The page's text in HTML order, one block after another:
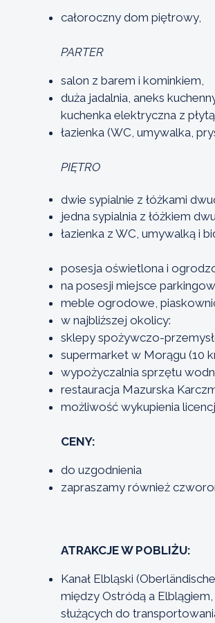
całoroczny dom piętrowy,
PARTER
salon z barem i kominkiem,
duża jadalnia, aneks
kuchenka elektryczna z
łazienka (WC, umywalka,
PIĘTRO
dwie sypialnie z łóżkami
jedna sypialnia z łóżkiem
łazienka z WC, umywalką i
posesja oświetlona i
na posesji miejsce
meble ogrodowe,
w najbliższej okolicy:
sklepy spożywczo-
supermarket w Morągu (10
wypożyczalnia sprzętu
restauracja Mazurska
możliwość wykupienia
CENY:
do uzgodnienia
zapraszamy również
ATRAKCJE W POBLIŻU:
Kanał Elbląski
między Ostródą a
służących do